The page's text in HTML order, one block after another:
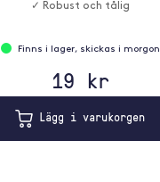
✓ Robust och tålig
Finns i lager, skickas i morgon
19 kr
Lägg i varukorgen